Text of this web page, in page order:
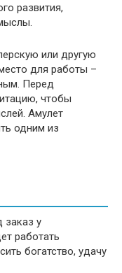
развития,
или другую
для работы –
Перед
чтобы
Амулет
одним из
заказ у
работать
богатство, удачу